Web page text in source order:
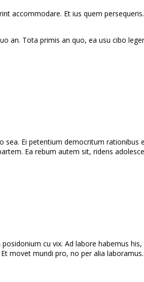
accommodare. Et ius quem
Tota primis an quo, ea usu cibo
Ei petentium democritum
Ea rebum autem sit, ridens
cu vix. Ad labore habemus
movet mundi pro, no per alia